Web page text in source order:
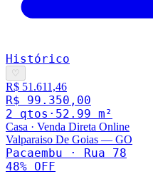
Histórico
♡
R$ 51.611,46
R$ 99.350,00
2 qtos · 52.99 m²
Casa · Venda Direta Online
Valparaiso De Goias — GO
Pacaembu · Rua 78
48% OFF